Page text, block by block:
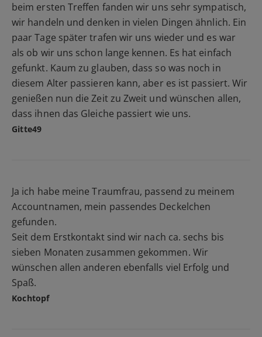
beim ersten Treffen fanden wir uns sehr sympatisch,
wir handeln und denken in vielen Dingen ähnlich. Ein
paar Tage später trafen wir uns wieder und es war
als ob wir uns schon lange kennen. Es hat einfach
gefunkt. Kaum zu glauben, dass so was noch in
diesem Alter passieren kann, aber es ist passiert. Wir
genießen nun die Zeit zu Zweit und wünschen allen,
dass ihnen das Gleiche passiert wie uns.
Gitte49
Ja ich habe meine Traumfrau, passend zu meinem
Accountnamen, mein passendes Deckelchen
gefunden.
Seit dem Erstkontakt sind wir nach ca. sechs bis
sieben Monaten zusammen gekommen. Wir
wünschen allen anderen ebenfalls viel Erfolg und
Spaß.
Kochtopf